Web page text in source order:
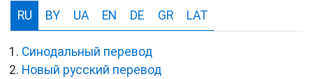
RU BY UA EN DE GR LAT
Синодальный перевод
Новый русский перевод